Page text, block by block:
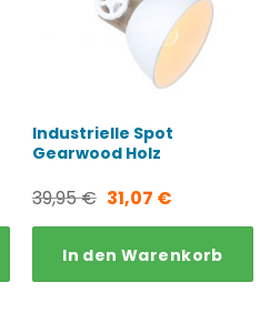
Industrielle Spot
Gearwood Holz
39,95€ Ursprünglicher
Preis
war:
31,07 €Aktueller
Preis
ist:
In den Warenkorb